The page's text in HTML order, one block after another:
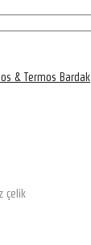
& Termos Bardak
çelik